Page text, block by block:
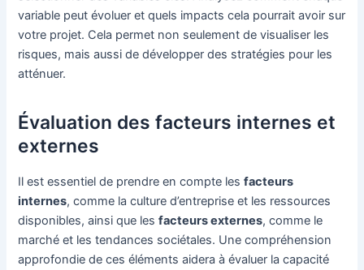
variable peut évoluer et quels impacts cela pourrait avoir sur
votre projet. Cela permet non seulement de visualiser les
risques, mais aussi de développer des stratégies pour les
atténuer.
Évaluation des facteurs internes et
externes
Il est essentiel de prendre en compte lesfacteurs
internes, comme la culture d’entreprise et les ressources
disponibles, ainsi que lesfacteurs externes, comme le
marché et les tendances sociétales. Une compréhension
approfondie de ces éléments aidera à évaluer la capacité